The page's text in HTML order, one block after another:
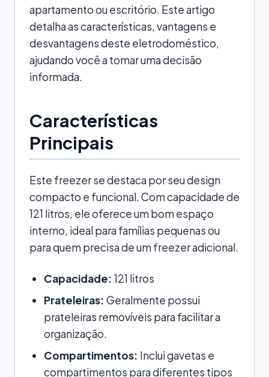
apartamento ou escritório. Este artigo
detalha as características, vantagens e
desvantagens deste eletrodoméstico,
ajudando você a tomar uma decisão
informada.
Características
Principais
Este freezer se destaca por seu design
compacto e funcional. Com capacidade de
121 litros, ele oferece um bom espaço
interno, ideal para famílias pequenas ou
para quem precisa de um freezer adicional.
Capacidade: 121 litros
Prateleiras: Geralmente possui
prateleiras removíveis para facilitar a
organização.
Compartimentos: Inclui gavetas e
compartimentos para diferentes tipos